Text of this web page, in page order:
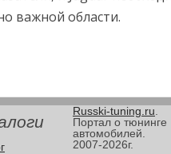
важной области.
Russki-tuning.ru
Портал о тюнинге
автомобилей.
2007-2026г.